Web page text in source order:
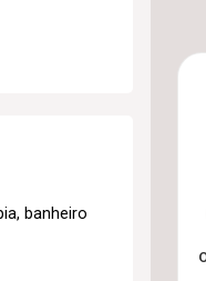
banheiro